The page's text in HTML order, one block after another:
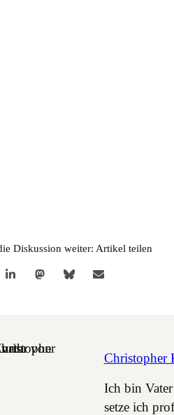
Diskussion weiter: Artikel teilen
Christopher
Ich bin
setze ich